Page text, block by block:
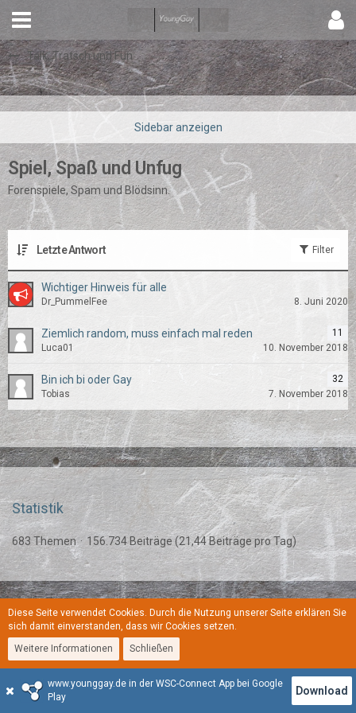
Talk, Tratsch und Fun
Spiel, Spaß und Unfug
Forenspiele, Spam und Blödsinn.
Letzte Antwort Filter
Wichtiger Hinweis für alle
Dr_PummelFee 8. Juni 2020
Ziemlich random, muss einfach mal reden
11
Luca01
10. November 2018
Bin ich bi oder Gay
32
Tobias
7. November 2018
Statistik
683 Themen 156.734 Beiträge (21,44 Beiträge pro Tag)
Regeln Datenschutzerklärung Kontakt
Stil:YoungGay
Community-Software:WoltLab Suite™
www.younggay.de in der WSC-Connect App bei Google
Play
Download
Diese Seite verwendet Cookies. Durch die Nutzung unserer Seite erklären Sie
sich damit einverstanden, dass wir Cookies setzen.
Weitere Informationen
Schließen